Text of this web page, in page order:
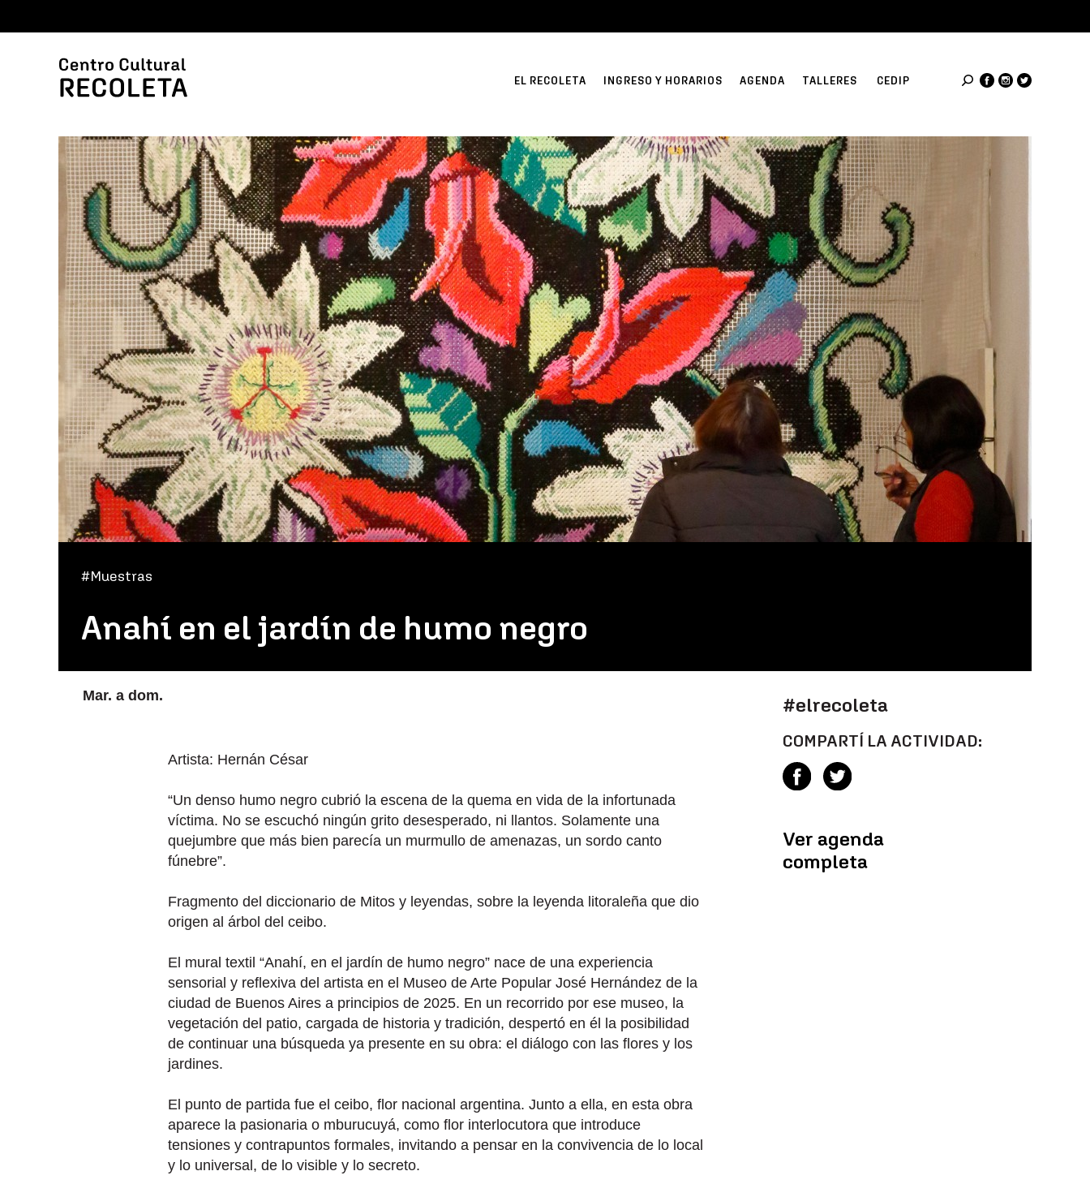
EL RECOLETA INGRESO Y HORARIOS AGENDA TALLERES CEDIP
#Muestras
Anahí en el jardín de humo negro
Mar. a dom.
Artista: Hernán César
“Un denso humo negro cubrió la escena de la quema en vida de la infortunada
víctima. No se escuchó ningún grito desesperado, ni llantos. Solamente una
quejumbre que más bien parecía un murmullo de amenazas, un sordo canto
fúnebre”.
Fragmento del diccionario de Mitos y leyendas, sobre la leyenda litoraleña que dio
origen al árbol del ceibo.
El mural textil “Anahí, en el jardín de humo negro” nace de una experiencia
sensorial y reflexiva del artista en el Museo de Arte Popular José Hernández de la
ciudad de Buenos Aires a principios de 2025. En un recorrido por ese museo, la
vegetación del patio, cargada de historia y tradición, despertó en él la posibilidad
de continuar una búsqueda ya presente en su obra: el diálogo con las flores y los
jardines.
El punto de partida fue el ceibo, flor nacional argentina. Junto a ella, en esta obra
aparece la pasionaria o mburucuyá, como flor interlocutora que introduce
tensiones y contrapuntos formales, invitando a pensar en la convivencia de lo local
y lo universal, de lo visible y lo secreto.
#elrecoleta
COMPARTÍ LA ACTIVIDAD:
Ver agenda
completa